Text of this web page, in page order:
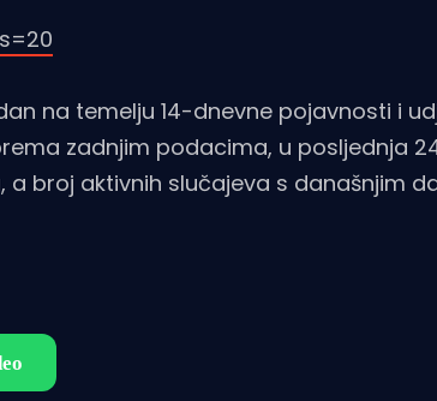
na temelju 14-dnevne pojavnosti i
zadnjim podacima, u posljednja
a broj aktivnih slučajeva s današnjim